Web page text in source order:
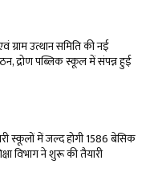
ग्राम उत्थान समिति की नई
द्रोण पब्लिक स्कूल में संपन्न हुई
स्कूलों में जल्द होगी 1586 बेसिक
विभाग ने शुरू की तैयारी